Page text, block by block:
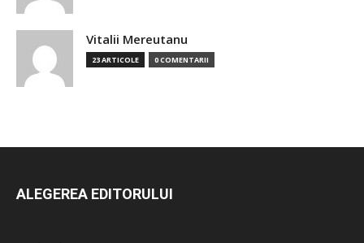
Vitalii Mereutanu
23 ARTICOLE 0 COMENTARII
ALEGEREA EDITORULUI